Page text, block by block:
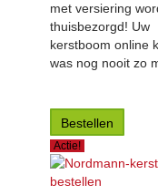
met versiering
thuisbezorgd! Uw
kerstboom online
was nog nooit zo
Bestellen
Actie!